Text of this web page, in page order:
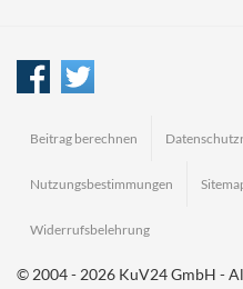
Beitrag berechnen
Nutzungsbestimmungen
Widerrufsbelehrung
© 2004 - 2026 KuV24 GmbH -